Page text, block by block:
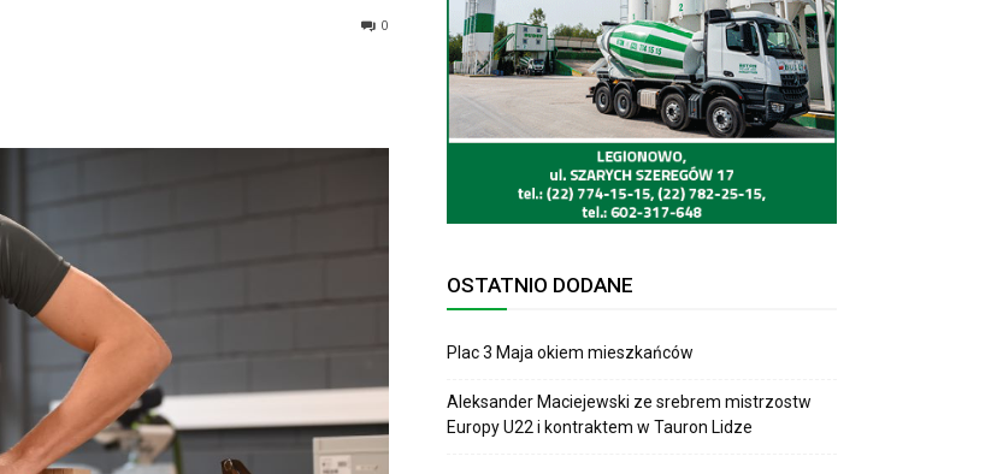
0
OSTATNIO DODANE
Plac 3 Maja okiem mieszkańców
Aleksander Maciejewski ze srebrem mistrzostw
Europy U22 i kontraktem w Tauron Lidze